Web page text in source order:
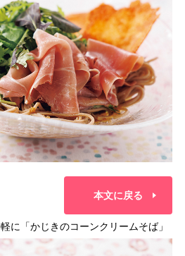
本文に戻る
に「かじきのコーンクリームそば」